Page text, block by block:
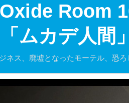
Room
ムカデ人間
ネス、廃墟となったモーテル、恐